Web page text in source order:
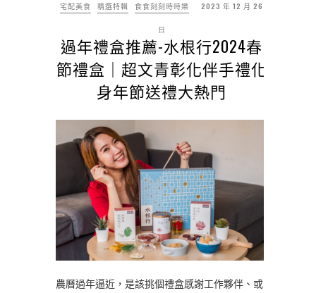
宅配美食 精選特輯 食食刻刻時時樂 2023 年 12 月 26
日
過年禮盒推薦-水根行2024春
節禮盒｜超文青彰化伴手禮化
身年節送禮大熱門
農曆過年逼近，是該挑個禮盒感謝工作夥伴、或